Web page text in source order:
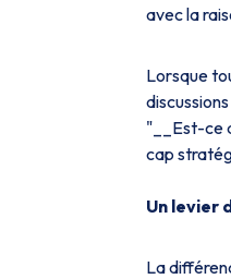
avec la
Lorsque
"__Est-ce
cap
Un levier
La